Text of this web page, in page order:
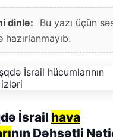
dinlə:
Bu yazı üçün
İsrail hava
nın Dəhşətli